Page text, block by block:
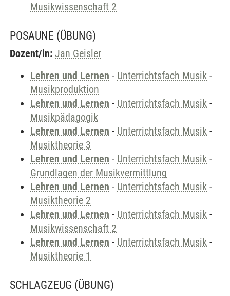
Musikwissenschaft 2
POSAUNE (ÜBUNG)
Dozent/in: Jan Geisler
Lehren und Lernen - Unterrichtsfach Musik -
Musikproduktion
Lehren und Lernen - Unterrichtsfach Musik -
Musikpädagogik
Lehren und Lernen - Unterrichtsfach Musik -
Musiktheorie 3
Lehren und Lernen - Unterrichtsfach Musik -
Grundlagen der Musikvermittlung
Lehren und Lernen - Unterrichtsfach Musik -
Musiktheorie 2
Lehren und Lernen - Unterrichtsfach Musik -
Musikwissenschaft 2
Lehren und Lernen - Unterrichtsfach Musik -
Musiktheorie 1
SCHLAGZEUG (ÜBUNG)